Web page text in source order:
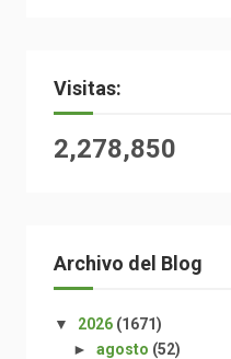
Visitas:
2,278,850
Archivo del Blog
▼ 2026 (1671)
► agosto (52)